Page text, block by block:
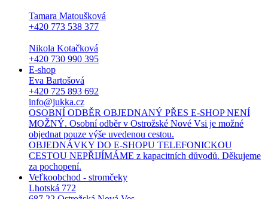
Tamara Matoušková
+420 773 538 377
Nikola Kotačková
+420 730 990 395
E-shop
Eva Bartošová
+420 725 893 692
info@jukka.cz
OSOBNÍ ODBĚR OBJEDNANÝ PŘES E-SHOP NENÍ
MOŽNÝ. Osobní odběr v Ostrožské Nové Vsi je možné
objednat pouze výše uvedenou cestou.
OBJEDNÁVKY DO E-SHOPU TELEFONICKOU
CESTOU NEPŘIJÍMÁME z kapacitních důvodů. Děkujeme
za pochopení.
Veľkoobchod - stromčeky
Lhotská 772